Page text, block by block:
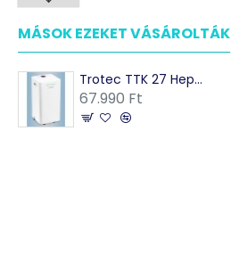
MÁSOK EZEKET VÁSÁROLTÁK
Trotec TTK 27 Hepa Páramentesítő és légtisztító - hepa szűrővel 12l/nap teljesíténnyel
67.990 Ft